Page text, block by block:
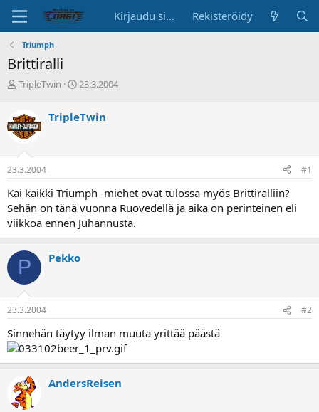
Kirjaudu sisään Rekisteröidy
Triumph
Brittiralli
K
k
u
t
e
u
n
a
l
o
i
t
t
a
j
TripleTwin
A
i
s
i
v
ä
23.3.2004
TripleTwin
23.3.2004 #1
Kai kaikki Triumph -miehet ovat tulossa myös Brittiralliin?
Sehän on tänä vuonna Ruovedellä ja aika on perinteinen eli
viikkoa ennen Juhannusta.
P Pekko
23.3.2004 #2
Sinnehän täytyy ilman muuta yrittää päästä
AndersReisen